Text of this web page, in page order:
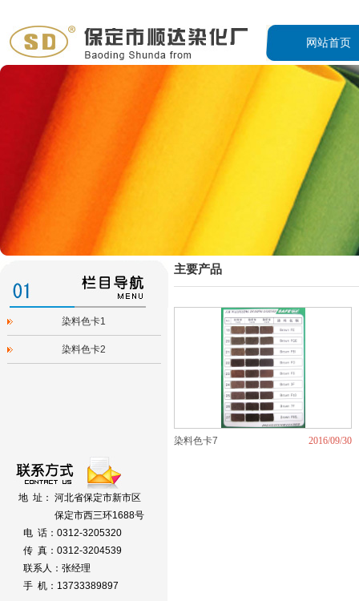
网站首页
主要产品
2016/09/30
染料色卡7
染料色卡1
染料色卡2
地 址： 河北省保定市新市区
保定市西三环1688号
电 话：0312-3205320
传 真：0312-3204539
联系人：张经理
手 机：13733389897